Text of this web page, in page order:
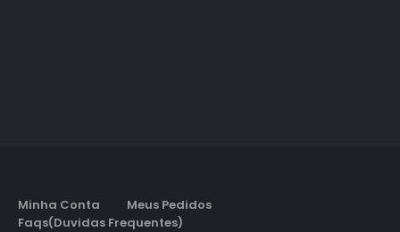
Minha Conta
Meus Pedidos
Faqs(Duvidas Frequentes)